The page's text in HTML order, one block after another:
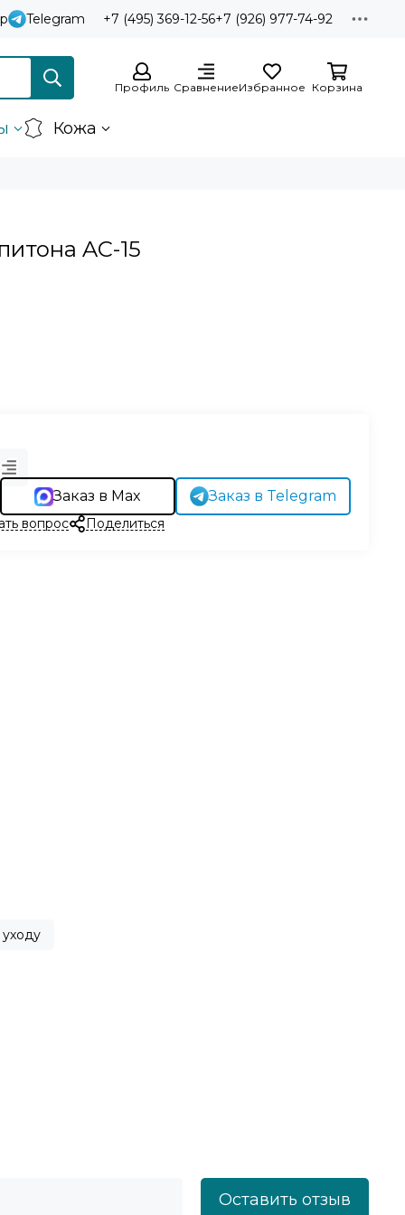
Telegram +7 (495) 369-12-56+7 (926) 977-74-92
Профиль СравнениеИзбранное Корзина
Кожа
AC-15
Заказ в Max Заказ в Telegram
вопрос Поделиться
Оставить отзыв